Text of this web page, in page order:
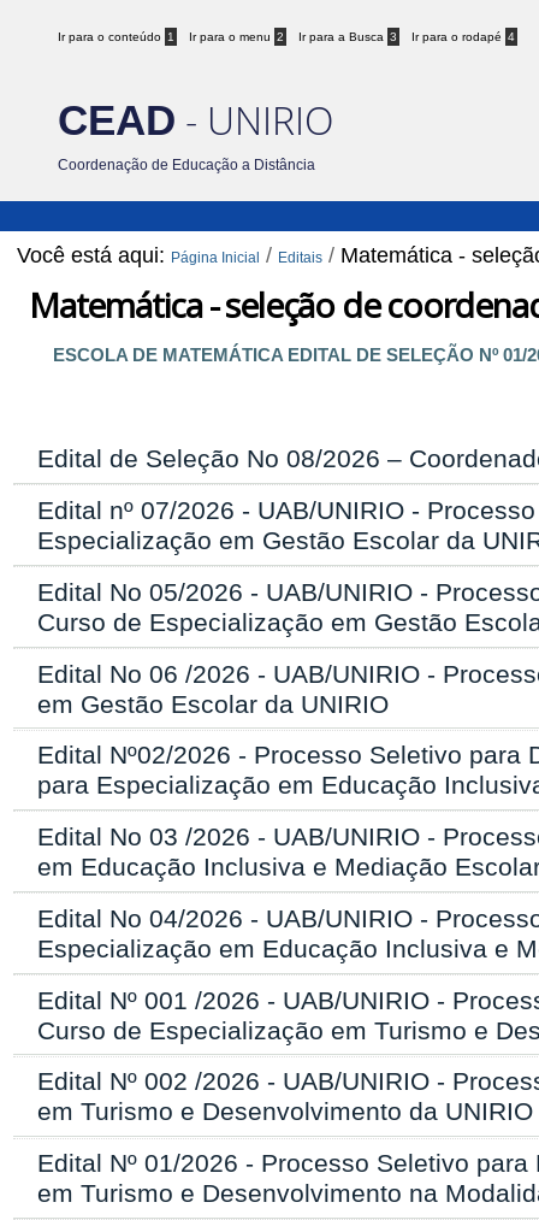
Ir para o conteúdo 1 Ir para o menu 2 Ir para a Busca 3 Ir para o rodapé 4
CEAD - UNIRIO
Coordenação de Educação a Distância
Você está aqui: Página Inicial / Editais / Matemática -
Matemática - seleção de
ESCOLA DE MATEMÁTICA EDITAL DE SELEÇÃO Nº
Edital de Seleção No 08/2026 –
Edital nº 07/2026 - UAB/UNIRIO -
Especialização em Gestão Escolar da
Edital No 05/2026 - UAB/UNIRIO -
Curso de Especialização em Gestão
Edital No 06 /2026 - UAB/UNIRIO -
em Gestão Escolar da UNIRIO
Edital Nº02/2026 - Processo Seletivo
para Especialização em Educação
Edital No 03 /2026 - UAB/UNIRIO -
em Educação Inclusiva e Mediação
Edital No 04/2026 - UAB/UNIRIO -
Especialização em Educação Inclusiva e
Edital Nº 001 /2026 - UAB/UNIRIO -
Curso de Especialização em Turismo e
Edital Nº 002 /2026 - UAB/UNIRIO -
em Turismo e Desenvolvimento da UNIRIO
Edital Nº 01/2026 - Processo Seletivo
em Turismo e Desenvolvimento na